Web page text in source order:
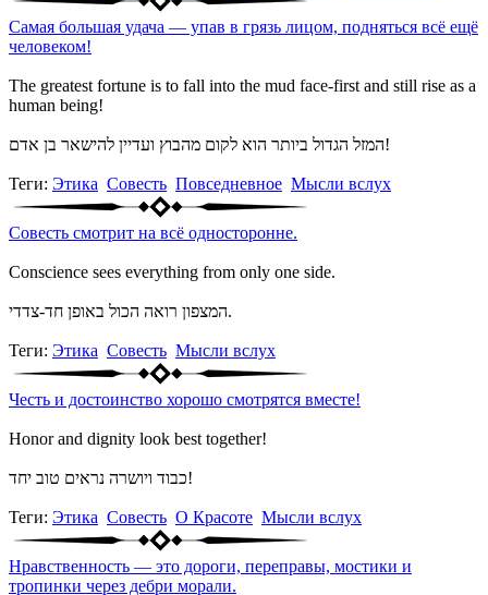
Самая большая удача — упав в грязь лицом, подняться всё ещё
человеком!
The greatest fortune is to fall into the mud face-first and still rise as a
human being!
המזל הגדול ביותר הוא לקום מהבוץ ועדיין להישאר בן אדם!
Теги: Этика Совесть Повседневное Мысли вслух
Совесть смотрит на всё односторонне.
Conscience sees everything from only one side.
המצפון רואה הכול באופן חד-צדדי.
Теги: Этика Совесть Мысли вслух
Честь и достоинство хорошо смотрятся вместе!
Honor and dignity look best together!
כבוד ויושרה נראים טוב יחד!
Теги: Этика Совесть О Красоте Мысли вслух
Нравственность — это дороги, переправы, мостики и
тропинки через дебри морали.